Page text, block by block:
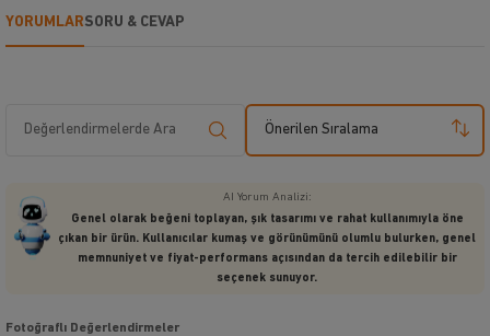
YORUMLARSORU & CEVAP
Önerilen Sıralama
AI Yorum Analizi:
Genel olarak beğeni toplayan, şık tasarımı ve rahat kullanımıyla öne
çıkan bir ürün. Kullanıcılar kumaş ve görünümünü olumlu bulurken, genel
memnuniyet ve fiyat-performans açısından da tercih edilebilir bir
seçenek sunuyor.
Fotoğraflı Değerlendirmeler